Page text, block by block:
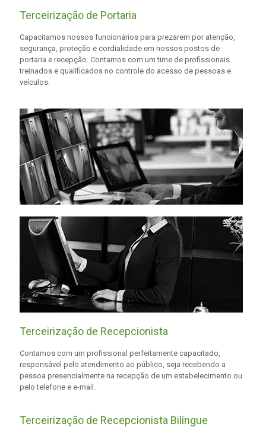
Terceirização de Portaria
Capacitamos nossos funcionários para prezarem por atenção,
segurança, proteção e cordialidade em nossos postos de
portaria e recepção. Contamos com um time de profissionais
treinados e qualificados no controle do acesso de pessoas e
veículos.
Terceirização de Recepcionista
Contamos com um profissional perfeitamente capacitado,
responsável pelo atendimento ao público, seja recebendo a
pessoa presencialmente na recepção de um estabelecimento ou
pelo telefone e e-mail.
Terceirização de Recepcionista Bilíngue